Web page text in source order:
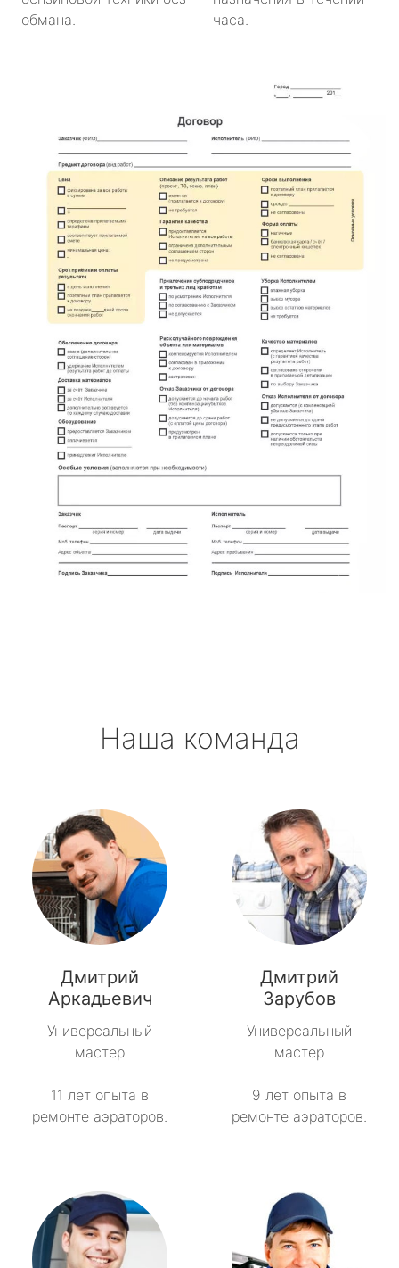
обмана.
часа.
Наша команда
Дмитрий
Аркадьевич
Универсальный
мастер
11 лет опыта в
ремонте аэраторов.
Дмитрий
Зарубов
Универсальный
мастер
9 лет опыта в
ремонте аэраторов.